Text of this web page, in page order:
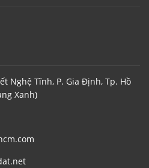
Nghệ Tĩnh, P. Gia Định, Tp. Hồ
Xanh)